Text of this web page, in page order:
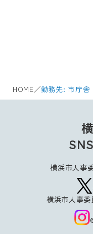
HOME／勤務先:市庁舎
横浜市人事
横浜市人事